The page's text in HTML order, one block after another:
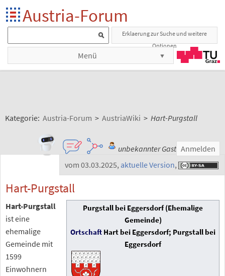
Austria-Forum
Erklaerung zur Suche und weitere
Optionen
Menü
Kategorie: Austria-Forum > AustriaWiki > Hart-Purgstall
unbekannter Gast Anmelden
vom 03.03.2025, aktuelle Version,
Hart-Purgstall
Purgstall bei Eggersdorf(Ehemalige
Gemeinde)
Ortschaft Hart bei Eggersdorf; Purgstall bei
Eggersdorf
Hart-Purgstall
ist eine
ehemalige
Gemeinde mit
1599
Einwohnern